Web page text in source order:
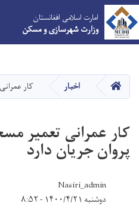
امارت اسلامی افغانستان
وزارت شهرسازی و مسکن
HOME اخبار کار
کار عمرانی تعمیر
پروان جریان دارد
Nasiri_admin
دوشنبه ۱۴۰۰/۴/۲۱ - ۸:۵۲